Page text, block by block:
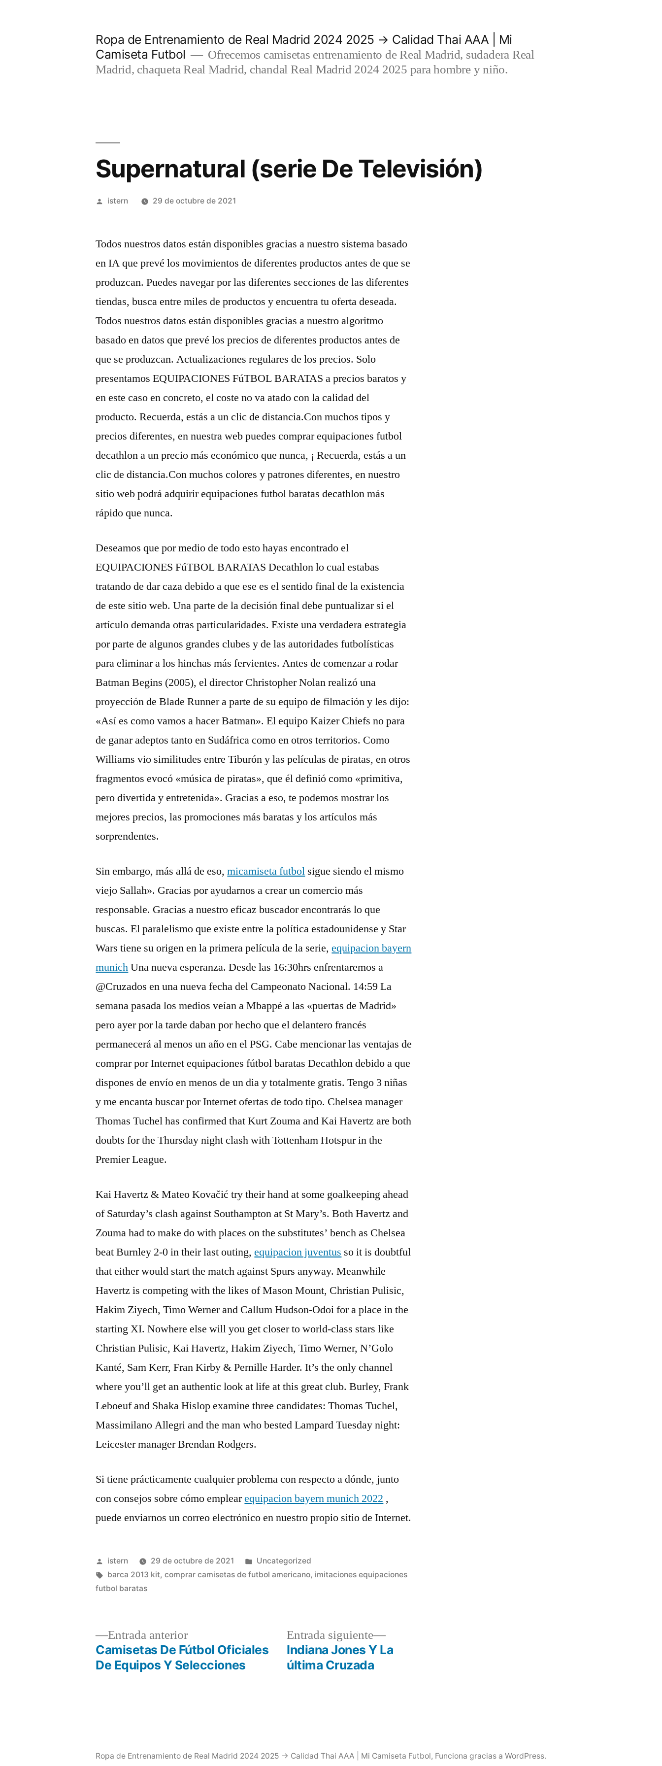
Ropa de Entrenamiento de Real Madrid 2024 2025 → Calidad Thai AAA | Mi
Camiseta Futbol
Ofrecemos camisetas entrenamiento de Real Madrid, sudadera Real
Madrid, chaqueta Real Madrid, chandal Real Madrid 2024 2025 para hombre y niño.
Supernatural (serie De Televisión)
Publicado
istern 29 de octubre de 2021
Todos nuestros datos están disponibles gracias a nuestro sistema basado
en IA que prevé los movimientos de diferentes productos antes de que se
produzcan. Puedes navegar por las diferentes secciones de las diferentes
tiendas, busca entre miles de productos y encuentra tu oferta deseada.
Todos nuestros datos están disponibles gracias a nuestro algoritmo
basado en datos que prevé los precios de diferentes productos antes de
que se produzcan. Actualizaciones regulares de los precios. Solo
presentamos EQUIPACIONES FúTBOL BARATAS a precios baratos y
en este caso en concreto, el coste no va atado con la calidad del
producto. Recuerda, estás a un clic de distancia.Con muchos tipos y
precios diferentes, en nuestra web puedes comprar equipaciones futbol
decathlon a un precio más económico que nunca, ¡ Recuerda, estás a un
clic de distancia.Con muchos colores y patrones diferentes, en nuestro
sitio web podrá adquirir equipaciones futbol baratas decathlon más
rápido que nunca.
Deseamos que por medio de todo esto hayas encontrado el
EQUIPACIONES FúTBOL BARATAS Decathlon lo cual estabas
tratando de dar caza debido a que ese es el sentido final de la existencia
de este sitio web. Una parte de la decisión final debe puntualizar si el
artículo demanda otras particularidades. Existe una verdadera estrategia
por parte de algunos grandes clubes y de las autoridades futbolísticas
para eliminar a los hinchas más fervientes. Antes de comenzar a rodar
Batman Begins (2005), el director Christopher Nolan realizó una
proyección de Blade Runner a parte de su equipo de filmación y les dijo:
«Así es como vamos a hacer Batman». El equipo Kaizer Chiefs no para
de ganar adeptos tanto en Sudáfrica como en otros territorios. Como
Williams vio similitudes entre Tiburón y las películas de piratas, en otros
fragmentos evocó «música de piratas», que él definió como «primitiva,
pero divertida y entretenida». Gracias a eso, te podemos mostrar los
mejores precios, las promociones más baratas y los artículos más
sorprendentes.
Sin embargo, más allá de eso,micamiseta futbol sigue siendo el mismo
viejo Sallah». Gracias por ayudarnos a crear un comercio más
responsable. Gracias a nuestro eficaz buscador encontrarás lo que
buscas. El paralelismo que existe entre la política estadounidense y Star
Wars tiene su origen en la primera película de la serie,equipacion bayern
munichUna nueva esperanza. Desde las 16:30hrs enfrentaremos a
@Cruzados en una nueva fecha del Campeonato Nacional. 14:59 La
semana pasada los medios veían a Mbappé a las «puertas de Madrid»
pero ayer por la tarde daban por hecho que el delantero francés
permanecerá al menos un año en el PSG. Cabe mencionar las ventajas de
comprar por Internet equipaciones fútbol baratas Decathlon debido a que
dispones de envío en menos de un dia y totalmente gratis. Tengo 3 niñas
y me encanta buscar por Internet ofertas de todo tipo. Chelsea manager
Thomas Tuchel has confirmed that Kurt Zouma and Kai Havertz are both
doubts for the Thursday night clash with Tottenham Hotspur in the
Premier League.
Kai Havertz & Mateo Kovačić try their hand at some goalkeeping ahead
of Saturday’s clash against Southampton at St Mary’s. Both Havertz and
Zouma had to make do with places on the substitutes’ bench as Chelsea
beat Burnley 2-0 in their last outing,equipacion juventus so it is doubtful
that either would start the match against Spurs anyway. Meanwhile
Havertz is competing with the likes of Mason Mount, Christian Pulisic,
Hakim Ziyech, Timo Werner and Callum Hudson-Odoi for a place in the
starting XI. Nowhere else will you get closer to world-class stars like
Christian Pulisic, Kai Havertz, Hakim Ziyech, Timo Werner, N’Golo
Kanté, Sam Kerr, Fran Kirby & Pernille Harder. It’s the only channel
where you’ll get an authentic look at life at this great club. Burley, Frank
Leboeuf and Shaka Hislop examine three candidates: Thomas Tuchel,
Massimilano Allegri and the man who bested Lampard Tuesday night:
Leicester manager Brendan Rodgers.
Si tiene prácticamente cualquier problema con respecto a dónde, junto
con consejos sobre cómo emplearequipacion bayern munich 2022 ,
puede enviarnos un correo electrónico en nuestro propio sitio de Internet.
Publicado
por
istern 29 de octubre de 2021
Publicado
en
Uncategorized
Etiquetas:
barca 2013 kit,comprar camisetas de futbol americano, imitaciones equipaciones
futbol baratas
Navegación
Entrada anteriorEntrada
anterior:
Camisetas De Fútbol Oficiales
De Equipos Y Selecciones
Entrada siguiente
Entrada
siguiente:
Indiana Jones Y La
última Cruzada
Ropa de Entrenamiento de Real Madrid 2024 2025 → Calidad Thai AAA | Mi Camiseta Futbol, Funciona gracias a WordPress.